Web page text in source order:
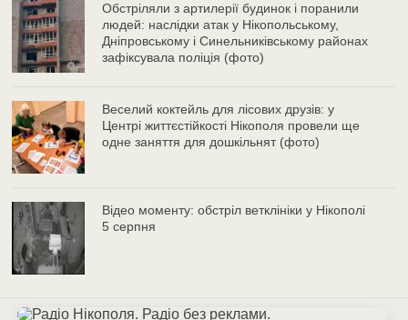
Обстріляли з артилерії будинок і поранили
людей: наслідки атак у Нікопольському,
Дніпровському і Синельниківському районах
зафіксувала поліція (фото)
Веселий коктейль для лісових друзів: у
Центрі життєстійкості Нікополя провели ще
одне заняття для дошкільнят (фото)
Відео моменту: обстріл ветклініки у Нікополі
5 серпня